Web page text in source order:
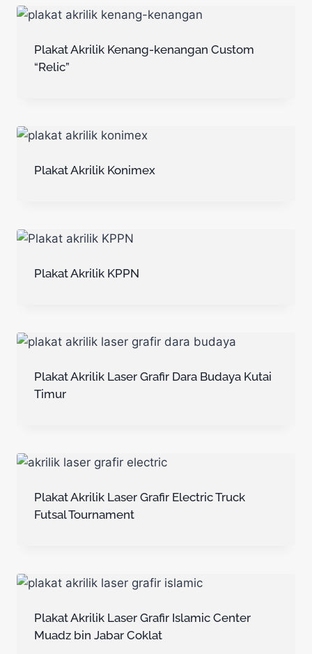
Plakat Akrilik Kenang-kenangan Custom
“Relic”
Plakat Akrilik Konimex
Plakat Akrilik KPPN
Plakat Akrilik Laser Grafir Dara Budaya Kutai
Timur
Plakat Akrilik Laser Grafir Electric Truck
Futsal Tournament
Plakat Akrilik Laser Grafir Islamic Center
Muadz bin Jabar Coklat